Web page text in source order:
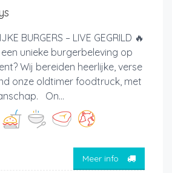
BURGERS – LIVE GEGRILD 🔥
unieke burgerbeleving op
Wij bereiden heerlijke, verse
onze oldtimer foodtruck, met
On...
Meer info